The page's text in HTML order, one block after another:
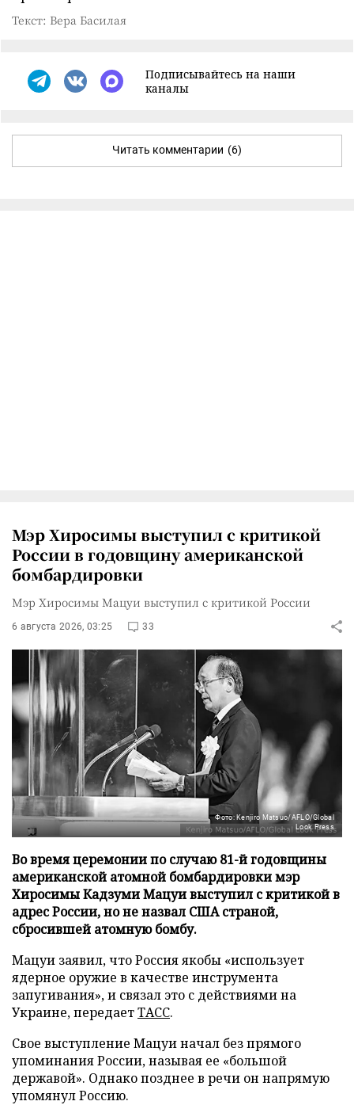
Текст: Вера Басилая
Подписывайтесь на наши
каналы
Читать комментарии (6)
Мэр Хиросимы выступил с критикой
России в годовщину американской
бомбардировки
Мэр Хиросимы Мацуи выступил с критикой России
6 августа 2026, 03:25 33
Фото: Kenjiro Matsuo/AFLO/Global
Look Press
Во время церемонии по случаю 81-й годовщины
американской атомной бомбардировки мэр
Хиросимы Кадзуми Мацуи выступил с критикой в
адрес России, но не назвал США страной,
сбросившей атомную бомбу.
Мацуи заявил, что Россия якобы «использует
ядерное оружие в качестве инструмента
запугивания», и связал это с действиями на
Украине, передаетТАСС.
Свое выступление Мацуи начал без прямого
упоминания России, называя ее «большой
державой». Однако позднее в речи он напрямую
упомянул Россию.